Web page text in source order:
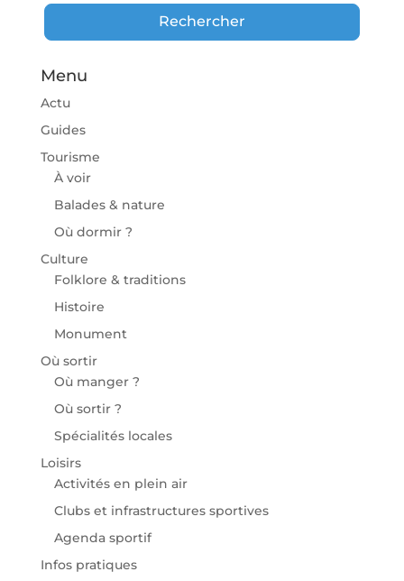
RechercherRechercher
Menu
Actu
Guides
Tourisme
À voir
Balades & nature
Où dormir ?
Culture
Folklore & traditions
Histoire
Monument
Où sortir
Où manger ?
Où sortir ?
Spécialités locales
Loisirs
Activités en plein air
Clubs et infrastructures sportives
Agenda sportif
Infos pratiques